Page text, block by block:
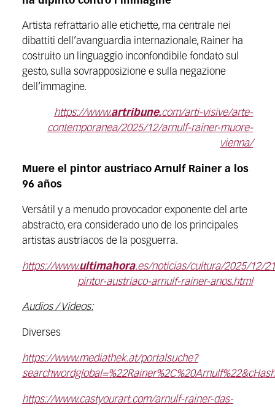
Artista refrattario alle etichette, ma centrale nei
dibattiti dell’avanguardia internazionale, Rainer ha
costruito un linguaggio inconfondibile fondato sul
gesto, sulla sovrapposizione e sulla negazione
dell’immagine.
https://www.artribune.com/arti-visive/arte-
contemporanea/2025/12/arnulf-rainer-muore-
vienna/
Muere el pintor austriaco Arnulf Rainer a los
96 años
Versátil y a menudo provocador exponente del arte
abstracto, era considerado uno ‍de los principales
artistas austriacos de la posguerra.
https://www.ultimahora.es/noticias/cultura/2025/12/
pintor-austriaco-arnulf-rainer-anos.html
Audios / Videos:
Diverses
https://www.mediathek.at/portalsuche?
https://www.castyourart.com/arnulf-rainer-das-